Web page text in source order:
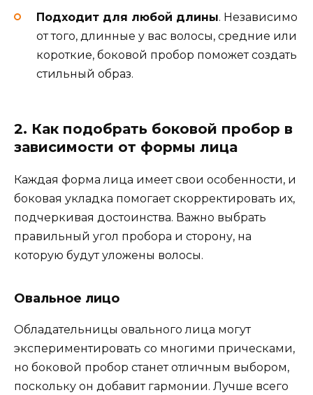
Подходит для любой длины. Независимо
от того, длинные у вас волосы, средние или
короткие, боковой пробор поможет создать
стильный образ.
2. Как подобрать боковой пробор в
зависимости от формы лица
Каждая форма лица имеет свои особенности, и
боковая укладка помогает скорректировать их,
подчеркивая достоинства. Важно выбрать
правильный угол пробора и сторону, на
которую будут уложены волосы.
Овальное лицо
Обладательницы овального лица могут
экспериментировать со многими прическами,
но боковой пробор станет отличным выбором,
поскольку он добавит гармонии. Лучше всего